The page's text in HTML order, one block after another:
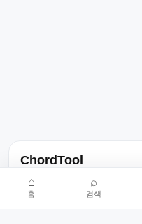
ChordTool
노래 가사, 곡 정보, 코드, 악
서비스입니다.
⌂
홈
⌕
검색